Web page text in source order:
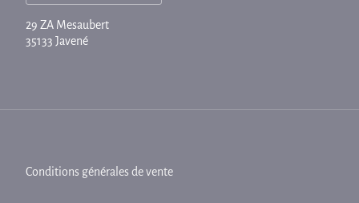
29 ZA Mesaubert
35133 Javené
Conditions générales de vente